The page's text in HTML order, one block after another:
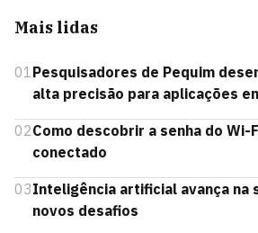
Mais lidas
01Pesquisadores de Pequim
alta precisão para aplicações
02Como descobrir a senha do Wi-
conectado
03Inteligência artificial avança na
novos desafios